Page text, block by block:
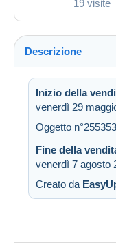
19 visite
Descrizione
Inizio della
venerdì 29
Oggetto
Fine della
venerdì 7 agosto
Creato da